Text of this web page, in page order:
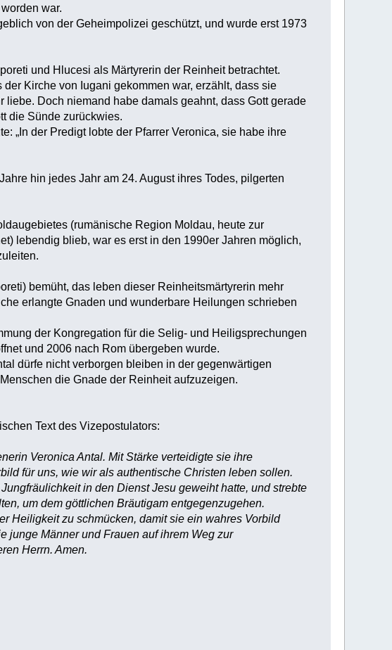
war.
von der Geheimpolizei geschützt, und wurde erst 1973
und Hlucesi als Märtyrerin der Reinheit betrachtet.
Kirche von Iugani gekommen war, erzählt, dass sie
Doch niemand habe damals geahnt, dass Gott gerade
die Sünde zurückwies.
„In der Predigt lobte der Pfarrer Veronica, sie habe ihre
hin jedes Jahr am 24. August ihres Todes, pilgerten
(rumänische Region Moldau, heute zur
lebendig blieb, war es erst in den 1990er Jahren möglich,
bemüht, das leben dieser Reinheitsmärtyrerin mehr
erlangte Gnaden und wunderbare Heilungen schrieben
der Kongregation für die Selig- und Heiligsprechungen
und 2006 nach Rom übergeben wurde.
dürfe nicht verborgen bleiben in der gegenwärtigen
die Gnade der Reinheit aufzuzeigen.
Text des Vizepostulators:
Veronica Antal. Mit Stärke verteidigte sie ihre
für uns, wie wir als authentische Christen leben sollen.
in den Dienst Jesu geweiht hatte, und strebte
um dem göttlichen Bräutigam entgegenzugehen.
Heiligkeit zu schmücken, damit sie ein wahres Vorbild
junge Männer und Frauen auf ihrem Weg zur
Herrn. Amen.